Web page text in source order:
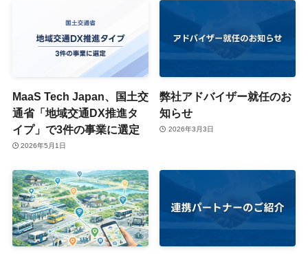
MaaS Tech Japan、国土交
通省「地域交通DX推進タ
イプ」で3件の事業に選定
2026年5月1日
弊社アドバイザー就任のお
知らせ
2026年3月3日